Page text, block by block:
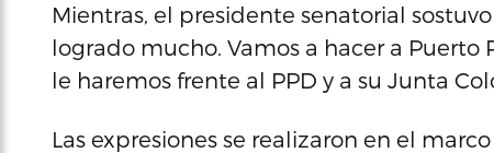
Mientras, el presidente senatorial
logrado mucho. Vamos a hacer a
le haremos frente al PPD y a su Junta
Las expresiones se realizaron en el